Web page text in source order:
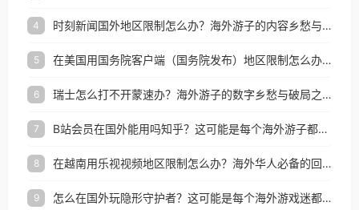
4 时刻新闻国外地区限制怎么办？海外游子的内容乡愁与破局之路
5 在美国用国务院客户端（国务院发布）地区限制怎么办？3步解决海外看国内内容难题
6 瑞士怎么打不开蒙速办？海外游子的数字乡愁与破局之路
7 B站会员在国外能用吗知乎？这可能是每个海外游子都问过的问题
8 在越南用乐视视频地区限制怎么办？海外华人必备的回国加速攻略
9 怎么在国外玩隐形守护者？这可能是每个海外游戏迷都问过的问题